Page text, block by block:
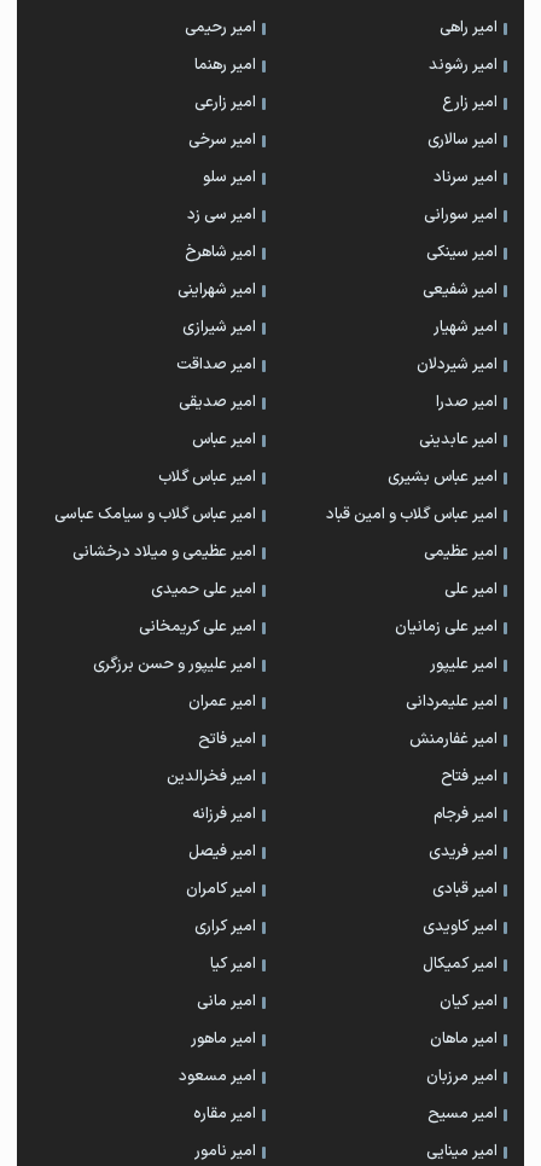
امیر راهی
امیر رحیمی
امیر رشوند
امیر رهنما
امیر زارع
امیر زارعی
امیر سالاری
امیر سرخی
امیر سرناد
امیر سلو
امیر سورانی
امیر سی زد
امیر سینکی
امیر شاهرخ
امیر شفیعی
امیر شهراینی
امیر شهیار
امیر شیرازی
امیر شیردلان
امیر صداقت
امیر صدرا
امیر صدیقی
امیر عابدینی
امیر عباس
امیر عباس بشیری
امیر عباس گلاب
امیر عباس گلاب و امین قباد
امیر عباس گلاب و سیامک عباسی
امیر عظیمی
امیر عظیمی و میلاد درخشانی
امیر علی
امیر علی حمیدی
امیر علی زمانیان
امیر علی کریمخانی
امیر علیپور
امیر علیپور و حسن برزگری
امیر علیمردانی
امیر عمران
امیر غفارمنش
امیر فاتح
امیر فتاح
امیر فخرالدین
امیر فرجام
امیر فرزانه
امیر فریدی
امیر فیصل
امیر قبادی
امیر کامران
امیر کاویدی
امیر کراری
امیر کمیکال
امیر کیا
امیر کیان
امیر مانی
امیر ماهان
امیر ماهور
امیر مرزبان
امیر مسعود
امیر مسیح
امیر مقاره
امیر مینایی
امیر نامور